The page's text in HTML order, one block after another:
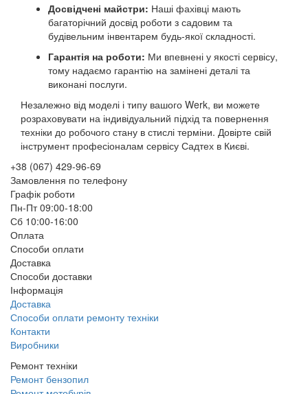
Досвідчені майстри: Наші фахівці мають
багаторічний досвід роботи з садовим та
будівельним інвентарем будь-якої складності.
Гарантія на роботи: Ми впевнені у якості сервісу,
тому надаємо гарантію на замінені деталі та
виконані послуги.
Незалежно від моделі і типу вашого Werk, ви можете
розраховувати на індивідуальний підхід та повернення
техніки до робочого стану в стислі терміни. Довірте свій
інструмент професіоналам сервісу Садтех в Києві.
+38 (067) 429-96-69
Замовлення по телефону
Графік роботи
Пн-Пт 09:00-18:00
Сб 10:00-16:00
Оплата
Способи оплати
Доставка
Способи доставки
Інформація
Доставка
Способи оплати ремонту техніки
Контакти
Виробники
Ремонт техніки
Ремонт бензопил